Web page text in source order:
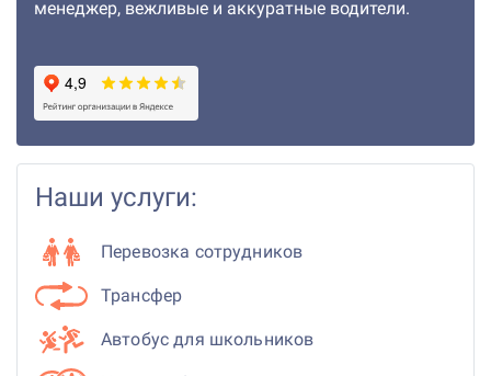
менеджер, вежливые и аккуратные водители.
Наши услуги:
Перевозка сотрудников
Трансфер
Автобус для школьников